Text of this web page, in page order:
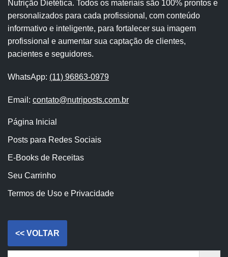
Nutrição Dietética. Todos os materiais são 100% prontos e
personalizados para cada profissional, com conteúdo
informativo e inteligente, para fortalecer sua imagem
profissional e aumentar sua captação de clientes,
pacientes e seguidores.
WhatsApp: (11) 96863-0979
Email: contato@nutriposts.com.br
Página Inicial
Posts para Redes Sociais
E-Books de Receitas
Seu Carrinho
Termos de Uso e Privacidade